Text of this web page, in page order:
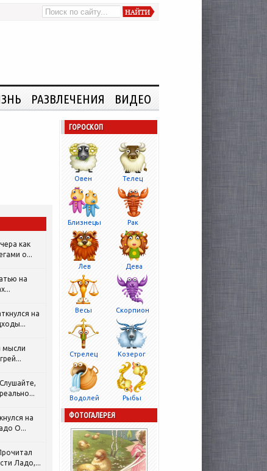
РАЗВЛЕЧЕНИЯ ВИДЕО
как
о...
на
на
мысли
Слушайте,
на
О...
Ладо,...
ГОРОСКОП
Овен Телец
Близнецы Рак
Лев Дева
Весы Скорпион
Стрелец Козерог
Водолей Рыбы
ФОТОГАЛЕРЕЯ